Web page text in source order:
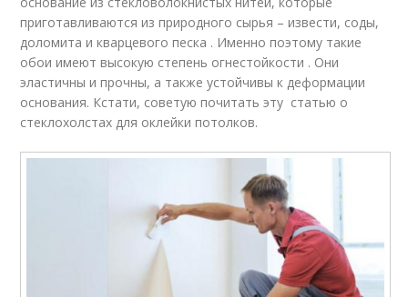
приготавливаются из природного сырья – извести, соды,
доломита и кварцевого песка . Именно поэтому такие
обои имеют высокую степень огнестойкости . Они
эластичны и прочны, а также устойчивы к деформации
основания. Кстати, советую почитать эту статью о
стеклохолстах для оклейки потолков.